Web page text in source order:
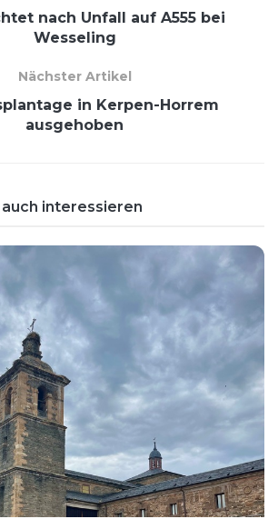
nach Unfall auf A555 bei
Wesseling
Nächster Artikel
in Kerpen-Horrem
ausgehoben
interessieren